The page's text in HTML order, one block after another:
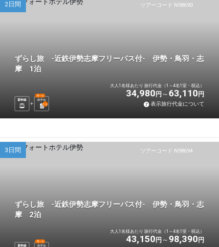
ツアーコード N98690
2日間
ずらし旅 -近鉄伊勢志摩フリーパス付- 伊勢・鳥羽・志
摩 1泊
新幹線 ホテル
選べる
1 泊
大人1名様あたり 旅行代金（1～4名1室・税込）
34,980 円 63,110 円
表示旅行代金について
ツアーコード N98694
3日間
ずらし旅 -近鉄伊勢志摩フリーパス付- 伊勢・鳥羽・志
摩 2泊
新幹線 ホテル
選べる
大人1名様あたり 旅行代金（1～4名1室・税込）
43,150 円 98,390 円